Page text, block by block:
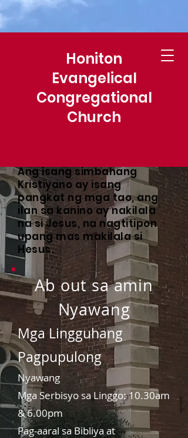
Honiton
Evangelical
Congregational
Church
Ang isang simbahang
Kristiyano ay isang
pangkat ng mga tao, ang
ilan sa kanino ay nakilala
na si Jesus, na nagtitipon
upang mas makilala si
Hesus.
Ab out sa amin
Nyawang
Mga Lingguhang
Pagpupulong
Nyawang
Mga Serbisyo sa Linggo: 10.30am
& 6.00pm
Pag-aaral sa Bibliya at